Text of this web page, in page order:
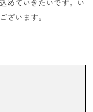
めていきたいです。い
ざいます。